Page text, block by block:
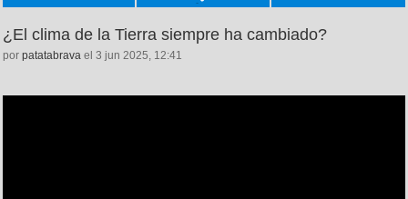
¿El clima de la Tierra siempre ha cambiado?
por patatabrava el 3 jun 2025, 12:41